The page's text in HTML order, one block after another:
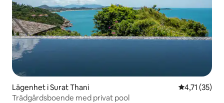
Lägenhet i Surat Thani 4,71 av 5 i
4,71 (35)
Trädgårdsboende med privat pool